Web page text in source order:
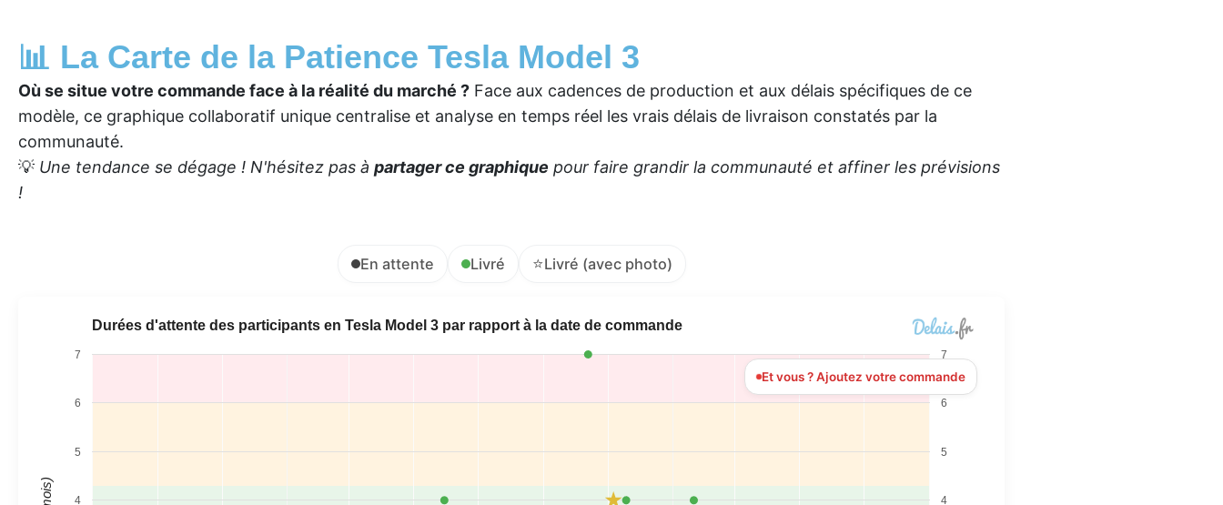
📊 La Carte de la Patience Tesla Model 3
Où se situe votre commande face à la réalité du marché ? Face aux cadences de production et aux délais spécifiques de ce
modèle, ce graphique collaboratif unique centralise et analyse en temps réel les vrais délais de livraison constatés par la
communauté.
💡 Une tendance se dégage ! N'hésitez pas à partager ce graphique pour faire grandir la communauté et affiner les prévisions
!
En attente Livré ⭐Livré (avec photo)
Et vous ? Ajoutez votre commande
Durées d'attente des participants en Tesla Model 3 par rapport à la date de commande
4
5
6
7
4
5
6
7